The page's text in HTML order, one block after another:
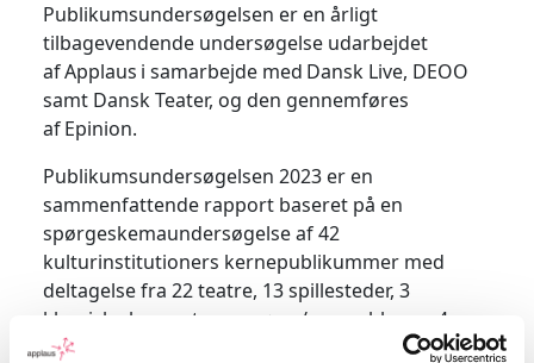
Publikumsundersøgelsen er en årligt
tilbagevendende undersøgelse udarbejdet
af Applaus i samarbejde med Dansk Live, DEOO
samt Dansk Teater, og den gennemføres
af Epinion.
Publikumsundersøgelsen 2023 er en
sammenfattende rapport baseret på en
spørgeskemaundersøgelse af 42
kulturinstitutioners kernepublikummer med
deltagelse fra 22 teatre, 13 spillesteder, 3
klassiske koncertarrangører/ensembler og 4
museer. I alt har 16.816 respondenter deltaget.